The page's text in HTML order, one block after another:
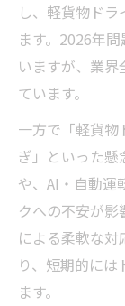
し、軽貨物ド
ます。2026年
いますが、業
ています。
一方で「軽貨物
ぎ」といった懸
や、AI・自動運
クへの不安が
による柔軟な
り、短期的に
ます。